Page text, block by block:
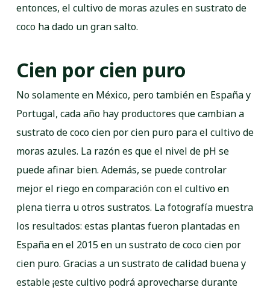
entonces, el cultivo de moras azules en sustrato de
coco ha dado un gran salto.
Cien por cien puro
No solamente en México, pero también en España y
Portugal, cada año hay productores que cambian a
sustrato de coco cien por cien puro para el cultivo de
moras azules. La razón es que el nivel de pH se
puede afinar bien. Además, se puede controlar
mejor el riego en comparación con el cultivo en
plena tierra u otros sustratos. La fotografía muestra
los resultados: estas plantas fueron plantadas en
España en el 2015 en un sustrato de coco cien por
cien puro. Gracias a un sustrato de calidad buena y
estable ¡este cultivo podrá aprovecharse durante